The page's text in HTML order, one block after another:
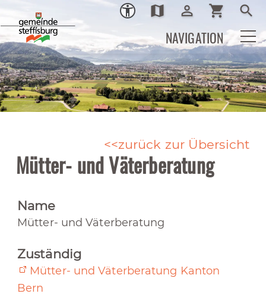
Ortsplan
map Login
person_outline shopping_cart search
NAVIGATION
zurück zur Übersicht
Mütter- und Väterberatung
Name
Mütter- und Väterberatung
Zuständig
Mütter- und Väterberatung Kanton
Bern